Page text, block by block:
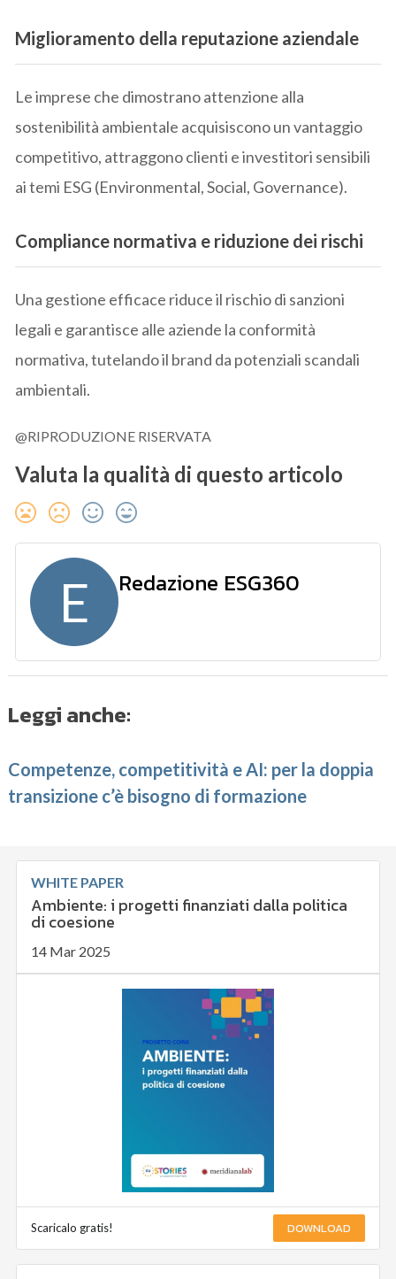
Miglioramento della reputazione aziendale
Le imprese che dimostrano attenzione alla
sostenibilità ambientale acquisiscono un vantaggio
competitivo, attraggono clienti e investitori sensibili
ai temi ESG (Environmental, Social, Governance).
Compliance normativa e riduzione dei rischi
Una gestione efficace riduce il rischio di sanzioni
legali e garantisce alle aziende la conformità
normativa, tutelando il brand da potenziali scandali
ambientali.
@RIPRODUZIONE RISERVATA
Valuta la qualità di questo articolo
E Redazione ESG360
Leggi anche:
Competenze, competitività e AI: per la doppia
transizione c’è bisogno di formazione
WHITE PAPER
Ambiente: i progetti finanziati dalla politica
di coesione
14 Mar 2025
Scaricalo gratis! DOWNLOAD